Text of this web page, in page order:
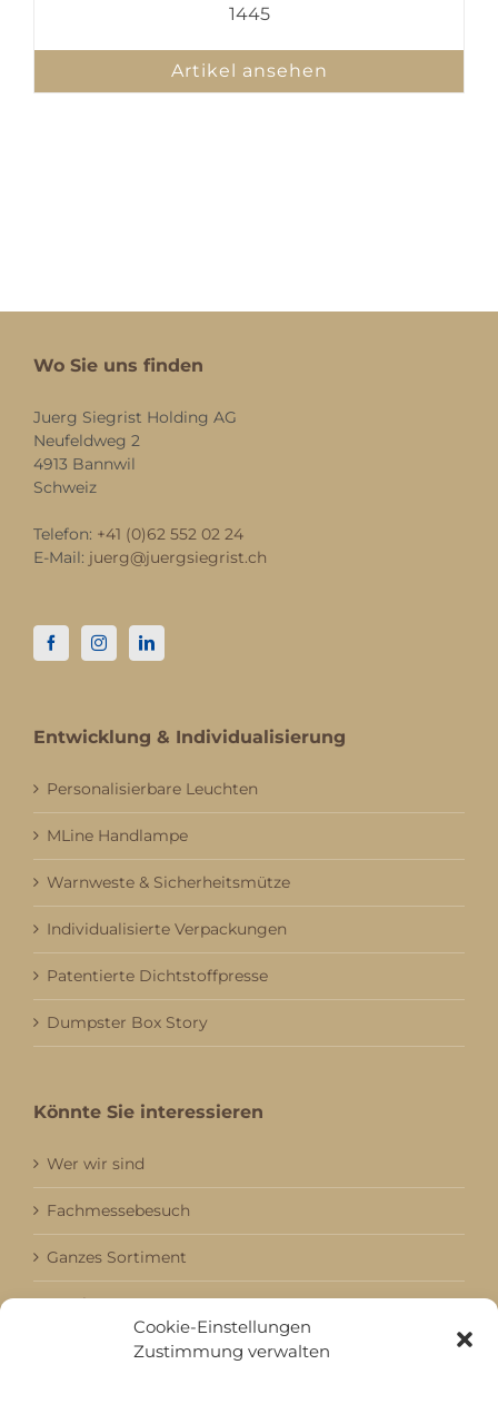
Cookie-Einstellungen
Zustimmung verwalten
1445
Artikel ansehen
Wo Sie uns finden
Juerg Siegrist Holding AG
Neufeldweg 2
4913 Bannwil
Schweiz
Telefon: +41 (0)62 552 02 24
E-Mail: juerg@juergsiegrist.ch
Entwicklung & Individualisierung
Personalisierbare Leuchten
MLine Handlampe
Warnweste & Sicherheitsmütze
Individualisierte Verpackungen
Patentierte Dichtstoffpresse
Dumpster Box Story
Könnte Sie interessieren
Wer wir sind
Fachmessebesuch
Ganzes Sortiment
Kataloge
Aktuell / Saison